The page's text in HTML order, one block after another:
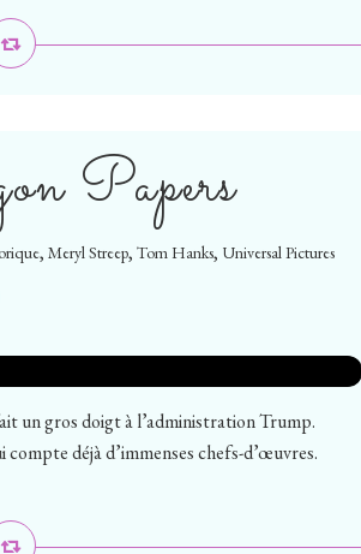
Papers
, Meryl Streep, Tom Hanks, Universal Pictures
un gros doigt à l’administration Trump.
déjà d’immenses chefs-d’œuvres.